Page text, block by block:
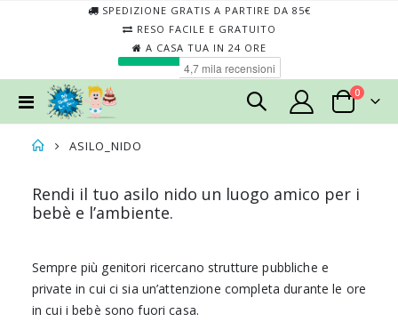
SPEDIZIONE GRATIS A PARTIRE DA 85€
RESO FACILE E GRATUITO
A CASA TUA IN 24 ORE
Toggle
Nav
Cart
0elementi
ASILO_NIDO
Rendi il tuo asilo nido un luogo amico per i
bebè e l’ambiente.
Sempre più genitori ricercano strutture pubbliche e
private in cui ci sia un’attenzione completa durante le ore
in cui i bebè sono fuori casa.